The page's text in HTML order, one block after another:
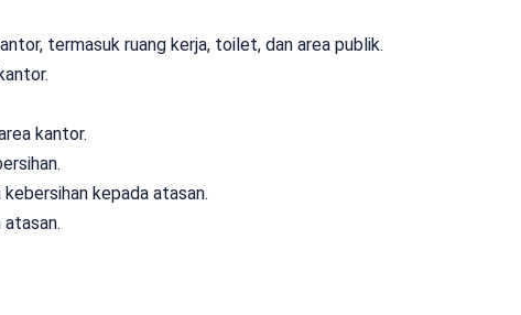
termasuk ruang kerja, toilet, dan area publik.
kantor.
kepada atasan.